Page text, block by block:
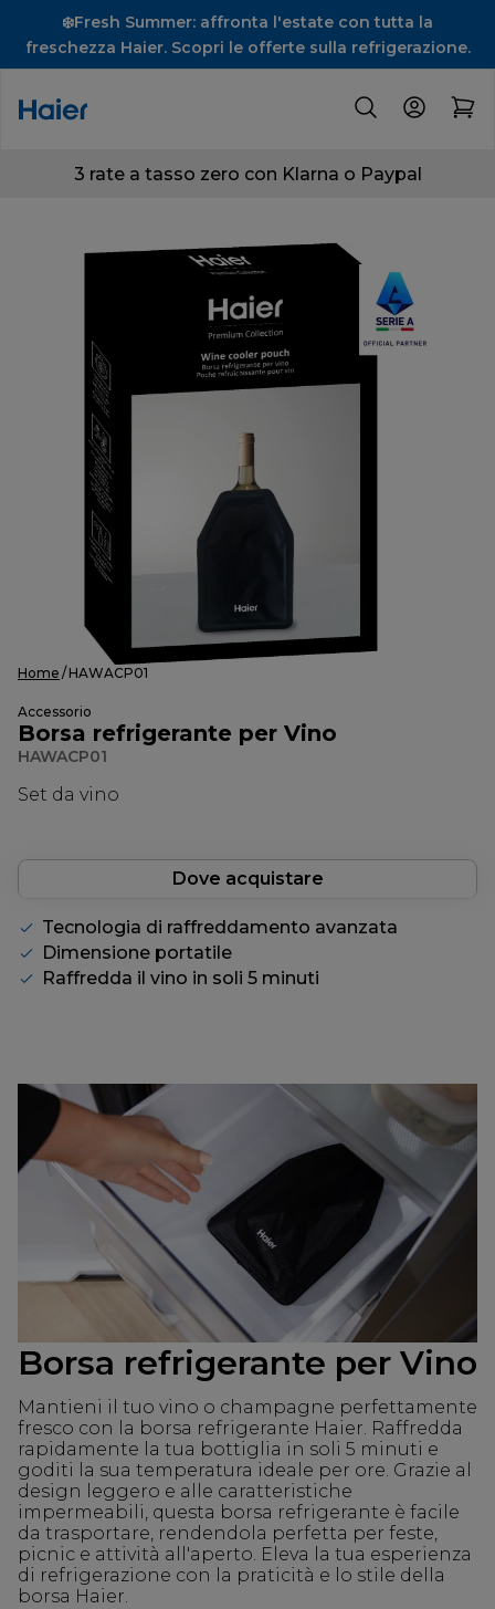
❄️Fresh Summer: affronta l'estate con tutta la
freschezza Haier. Scopri le offerte sulla refrigerazione.
3 rate a tasso zero con Klarna o Paypal
Home HAWACP01
Accessorio
Borsa refrigerante per Vino
HAWACP01
Set da vino
Dove acquistare
Tecnologia di raffreddamento avanzata
Dimensione portatile
Raffredda il vino in soli 5 minuti
Borsa refrigerante per Vino
Mantieni il tuo vino o champagne perfettamente
fresco con la borsa refrigerante Haier. Raffredda
rapidamente la tua bottiglia in soli 5 minuti e
goditi la sua temperatura ideale per ore. Grazie al
design leggero e alle caratteristiche
impermeabili, questa borsa refrigerante è facile
da trasportare, rendendola perfetta per feste,
picnic e attività all'aperto. Eleva la tua esperienza
di refrigerazione con la praticità e lo stile della
borsa Haier.